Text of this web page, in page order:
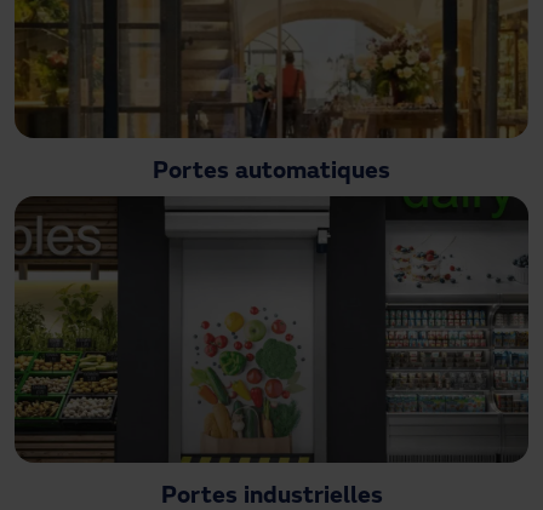
Portes automatiques
Portes industrielles